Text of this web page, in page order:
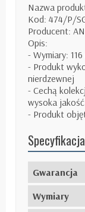
Nazwa
Kod: 474/P/
Producent:
Opis:
- Wymiary:
- Produkt
nierdzewnej
- Cechą
wysoka
- Produkt
Specyfikacja
Gwarancja
Wymiary